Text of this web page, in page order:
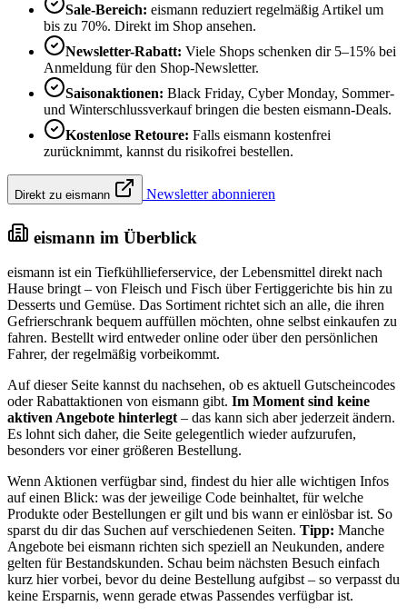
Sale-Bereich: eismann reduziert regelmäßig Artikel um
bis zu 70%. Direkt im Shop ansehen.
Newsletter-Rabatt: Viele Shops schenken dir 5–15% bei
Anmeldung für den Shop-Newsletter.
Saisonaktionen: Black Friday, Cyber Monday, Sommer-
und Winterschlussverkauf bringen die besten eismann-Deals.
Kostenlose Retoure: Falls eismann kostenfrei
zurücknimmt, kannst du risikofrei bestellen.
Direkt zu eismann Newsletter abonnieren
eismann im Überblick
eismann ist ein Tiefkühllieferservice, der Lebensmittel direkt nach
Hause bringt – von Fleisch und Fisch über Fertiggerichte bis hin zu
Desserts und Gemüse. Das Sortiment richtet sich an alle, die ihren
Gefrierschrank bequem auffüllen möchten, ohne selbst einkaufen zu
fahren. Bestellt wird entweder online oder über den persönlichen
Fahrer, der regelmäßig vorbeikommt.
Auf dieser Seite kannst du nachsehen, ob es aktuell Gutscheincodes
oder Rabattaktionen von eismann gibt. Im Moment sind keine
aktiven Angebote hinterlegt – das kann sich aber jederzeit ändern.
Es lohnt sich daher, die Seite gelegentlich wieder aufzurufen,
besonders vor einer größeren Bestellung.
Wenn Aktionen verfügbar sind, findest du hier alle wichtigen Infos
auf einen Blick: was der jeweilige Code beinhaltet, für welche
Produkte oder Bestellungen er gilt und bis wann er einlösbar ist. So
sparst du dir das Suchen auf verschiedenen Seiten. Tipp: Manche
Angebote bei eismann richten sich speziell an Neukunden, andere
gelten für Bestandskunden. Schau beim nächsten Besuch einfach
kurz hier vorbei, bevor du deine Bestellung aufgibst – so verpasst du
keine Ersparnis, wenn gerade etwas Passendes verfügbar ist.